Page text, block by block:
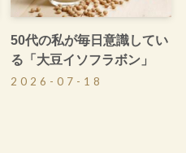
50代の私が毎日意識してい
る「大豆イソフラボン」
2026-07-18